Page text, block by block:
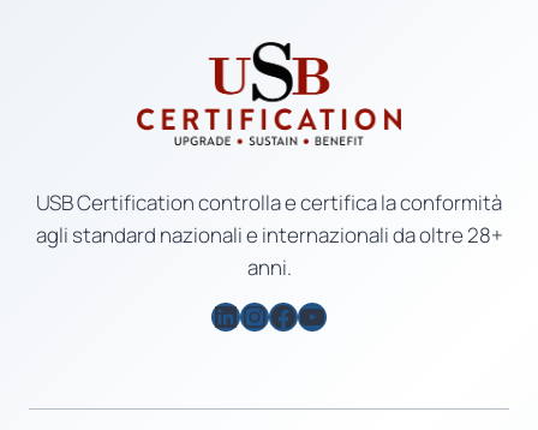
USB Certification controlla e certifica la conformità
agli standard nazionali e internazionali da oltre 28+
anni.
LinkedIn
Instagram
Facebook
YouTube